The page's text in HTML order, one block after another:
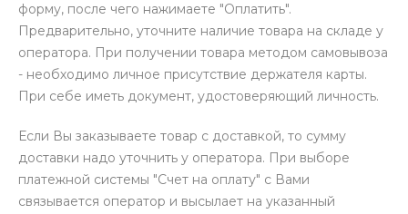
форму, после чего нажимаете "Оплатить".
Предварительно, уточните наличие товара на складе у
оператора. При получении товара методом самовывоза
- необходимо личное присутствие держателя карты.
При себе иметь документ, удостоверяющий личность.
Если Вы заказываете товар с доставкой, то сумму
доставки надо уточнить у оператора. При выборе
платежной системы "Счет на оплату" с Вами
связывается оператор и высылает на указанный